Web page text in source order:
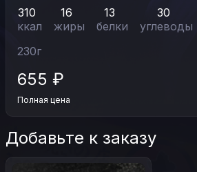
310
ккал
16
жиры
13
белки
30
углеводы
230г
655 ₽
Полная цена
Добавьте к заказу